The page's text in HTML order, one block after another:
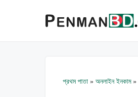
প্রথম পাতা » অনলাইন ইনকাম»